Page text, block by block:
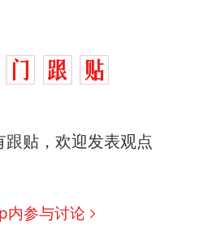
跟贴，欢迎发表观点
内参与讨论
搬家报价570元，搬到楼下